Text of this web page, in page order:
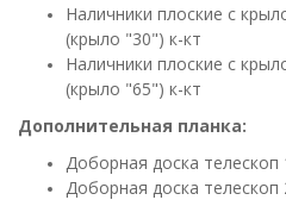
Наличники плоские с
(крыло "30") к-кт
Наличники плоские с
(крыло "65") к-кт
Дополнительная планка:
Доборная доска телескоп
Доборная доска телескоп